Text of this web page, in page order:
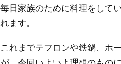
e e
o
e
a
k
t
毎日家族のために料理をして
れます。
これまでテフロンや鉄鍋、ホ